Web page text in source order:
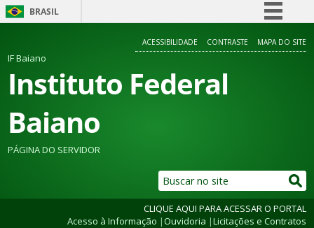
BRASIL
Participe
ACESSIBILIDADE CONTRASTE MAPA DO SITE
IF Baiano
Instituto Federal
Baiano
PÁGINA DO SERVIDOR
CLIQUE AQUI PARA ACESSAR O PORTAL
Acesso à Informação |Ouvidoria |Licitações e Contratos